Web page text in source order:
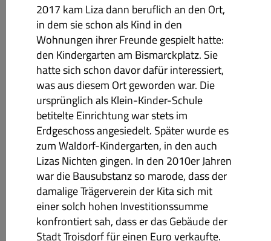
2017 kam Liza dann beruflich an den Ort,
in dem sie schon als Kind in den
Wohnungen ihrer Freunde gespielt hatte:
den Kindergarten am Bismarckplatz. Sie
hatte sich schon davor dafür interessiert,
was aus diesem Ort geworden war. Die
ursprünglich als Klein-Kinder-Schule
betitelte Einrichtung war stets im
Erdgeschoss angesiedelt. Später wurde es
zum Waldorf-Kindergarten, in den auch
Lizas Nichten gingen. In den 2010er Jahren
war die Bausubstanz so marode, dass der
damalige Trägerverein der Kita sich mit
einer solch hohen Investitionssumme
konfrontiert sah, dass er das Gebäude der
Stadt Troisdorf für einen Euro verkaufte.